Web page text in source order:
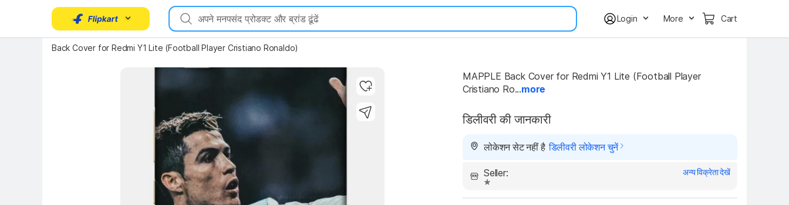
Login More Cart
Back Cover for Redmi Y1 Lite (Football Player Cristiano Ronaldo)
MAPPLE Back Cover for Redmi Y1 Lite (Football Player
Cristiano Ro...more
डिलीवरी की जानकारी
लोकेशन सेट नहीं है डिलीवरी लोकेशन चुनें
Seller: अन्य विक्रेता देखें